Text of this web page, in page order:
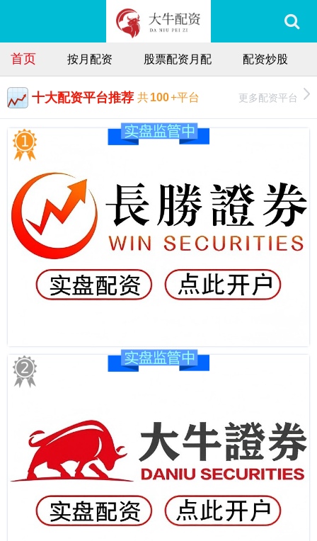
首页 按月配资 股票配资月配 配资炒股
十大配资平台推荐 共100+平台 更多配资平台